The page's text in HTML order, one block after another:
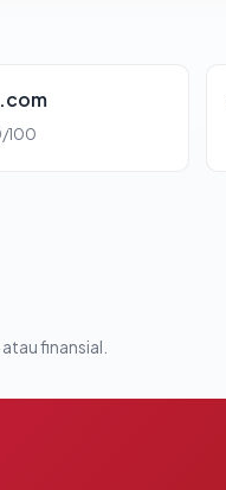
100
finansial.